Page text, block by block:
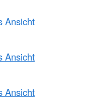
Ansicht
Ansicht
Ansicht